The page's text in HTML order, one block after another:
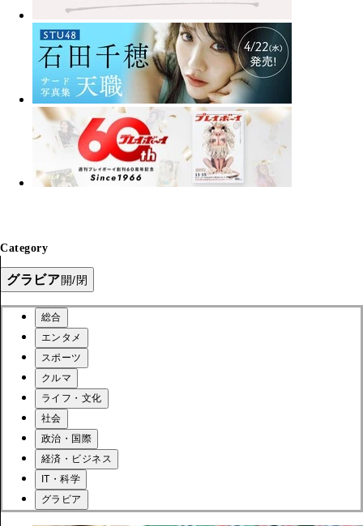
Category
グラビア開/閉
総合
エンタメ
スポーツ
クルマ
ライフ・文化
社会
政治・国際
経済・ビジネス
IT・科学
グラビア